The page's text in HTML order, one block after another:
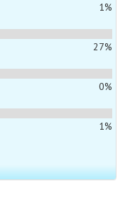
1%
27%
0%
1%